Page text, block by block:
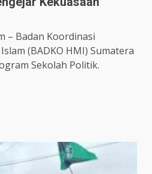
– Badan Koordinasi
(BADKO HMI) Sumatera
Sekolah Politik.